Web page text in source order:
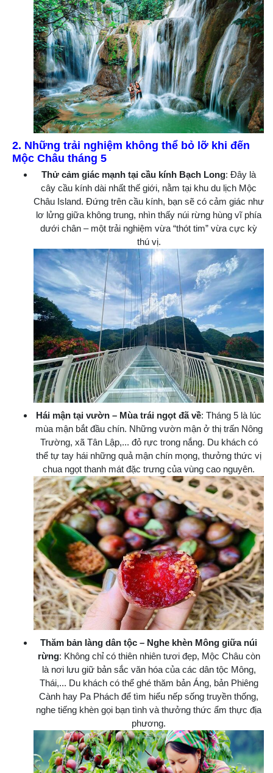
2. Những trải nghiệm không thể bỏ lỡ khi đến
Mộc Châu tháng 5
Thử cảm giác mạnh tại cầu kính Bạch Long: Đây là
cây cầu kính dài nhất thế giới, nằm tại khu du lịch Mộc
Châu Island. Đứng trên cầu kính, bạn sẽ có cảm giác như
lơ lửng giữa không trung, nhìn thấy núi rừng hùng vĩ phía
dưới chân – một trải nghiệm vừa “thót tim” vừa cực kỳ
thú vị.
Hái mận tại vườn – Mùa trái ngọt đã về: Tháng 5 là lúc
mùa mận bắt đầu chín. Những vườn mận ở thị trấn Nông
Trường, xã Tân Lập,... đỏ rực trong nắng. Du khách có
thể tự tay hái những quả mận chín mọng, thưởng thức vị
chua ngọt thanh mát đặc trưng của vùng cao nguyên.
Thăm bản làng dân tộc – Nghe khèn Mông giữa núi
rừng: Không chỉ có thiên nhiên tươi đẹp, Mộc Châu còn
là nơi lưu giữ bản sắc văn hóa của các dân tộc Mông,
Thái,... Du khách có thể ghé thăm bản Áng, bản Phiêng
Cành hay Pa Phách để tìm hiểu nếp sống truyền thống,
nghe tiếng khèn gọi bạn tình và thưởng thức ẩm thực địa
phương.